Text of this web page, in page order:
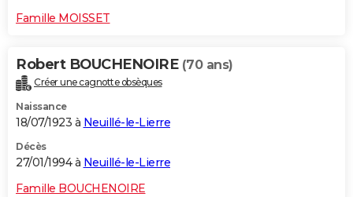
Famille MOISSET
Robert BOUCHENOIRE (70 ans)
Créer une cagnotte obsèques
Naissance
18/07/1923 à Neuillé-le-Lierre
Décès
27/01/1994 à Neuillé-le-Lierre
Famille BOUCHENOIRE